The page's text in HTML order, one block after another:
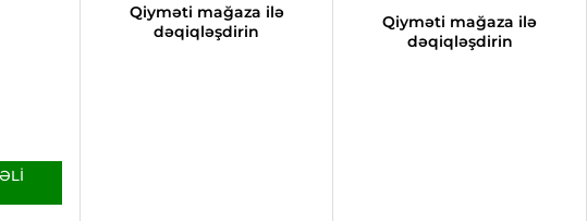
Qiyməti mağaza ilə
dəqiqləşdirin
Qiyməti mağaza ilə
dəqiqləşdirin